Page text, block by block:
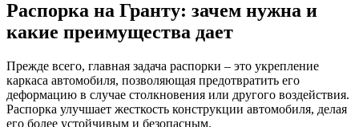
Распорка на Гранту: зачем нужна и
какие преимущества дает
Прежде всего, главная задача распорки – это укрепление
каркаса автомобиля, позволяющая предотвратить его
деформацию в случае столкновения или другого воздействия.
Распорка улучшает жесткость конструкции автомобиля, делая
его более устойчивым и безопасным.